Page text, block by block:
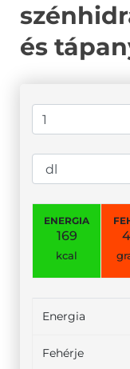
és
ENERGIA
169
kcal
Energia
Fehérje